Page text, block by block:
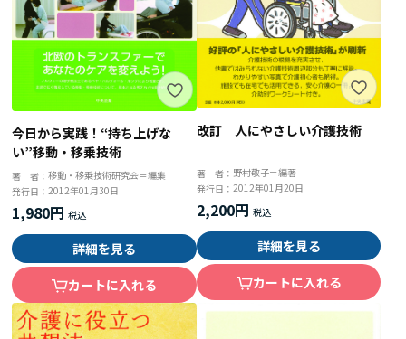
今日から実践！“持ち上げな
い”移動・移乗技術
著 者：移動・移乗技術研究会＝編集
発行日：2012年01月30日
1,980円
詳細を見る
カートに入れる
改訂 人にやさしい介護技術
著 者： 野村敬子＝編著
発行日： 2012年01月20日
2,200円
詳細を見る
カートに入れる